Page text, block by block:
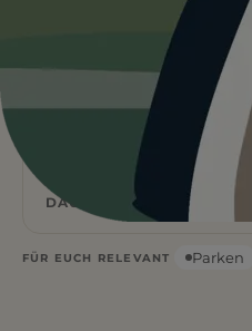
DAUER
FÜR EUCH RELEVANT Parken